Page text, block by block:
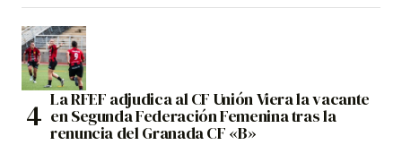
La RFEF adjudica al CF Unión Viera la vacante
en Segunda Federación Femenina tras la
renuncia del Granada CF «B»